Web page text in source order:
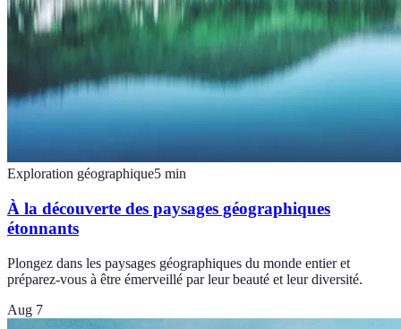
Exploration géographique5 min
À la découverte des paysages géographiques
étonnants
Plongez dans les paysages géographiques du monde entier et
préparez-vous à être émerveillé par leur beauté et leur diversité.
Aug 7